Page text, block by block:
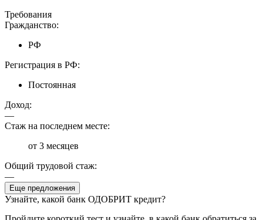
Требования
Гражданство:
РФ
Регистрация в РФ:
Постоянная
Доход:
—
Стаж на последнем месте:
от 3 месяцев
Общий трудовой стаж:
—
Еще предложения
Узнайте, какой банк ОДОБРИТ кредит?